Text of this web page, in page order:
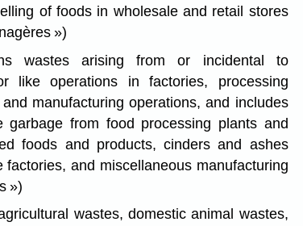
of foods in wholesale and retail stores
»)
wastes arising from or incidental to
like operations in factories, processing
manufacturing operations, and includes
garbage from food processing plants and
foods and products, cinders and ashes
and miscellaneous manufacturing
»)
wastes, domestic animal wastes,